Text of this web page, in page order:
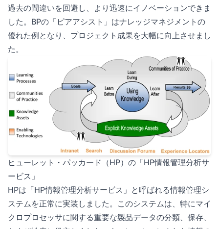
過去の間違いを回避し、より迅速にイノベーションできま
した。BPの「ピアアシスト」はナレッジマネジメントの
優れた例となり、プロジェクト成果を大幅に向上させまし
た。
ヒューレット・パッカード（HP）の「HP情報管理分析サ
ービス」
HPは「HP情報管理分析サービス」と呼ばれる情報管理シ
ステムを正常に実装しました。このシステムは、特にマイ
クロプロセッサに関する重要な製品データの分類、保存、